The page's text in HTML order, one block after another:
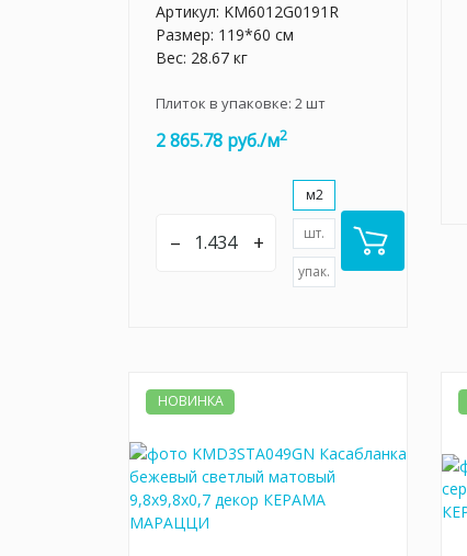
Артикул: KM6012G0191R
Размер: 119*60 см
Вес: 28.67 кг
Плиток в упаковке: 2шт
2 865.78 руб./м2
– +
м2
шт.
упак.
НОВИНКА